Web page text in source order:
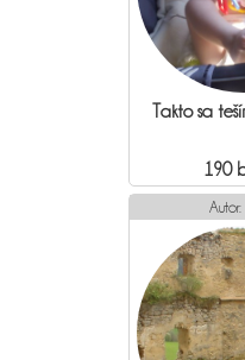
Takto sa
190
Autor: